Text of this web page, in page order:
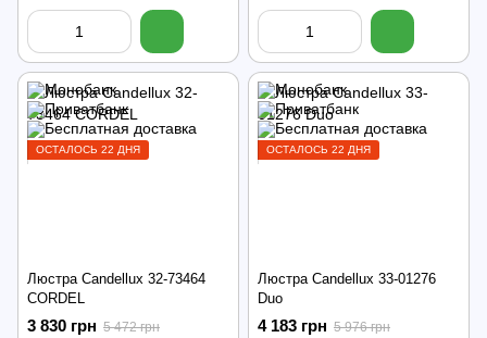
ОСТАЛОСЬ 22 ДНЯ
Люстра Candellux 32-73464
CORDEL
3 830 грн 5 472 грн
ОСТАЛОСЬ 22 ДНЯ
Люстра Candellux 33-01276
Duo
4 183 грн 5 976 грн